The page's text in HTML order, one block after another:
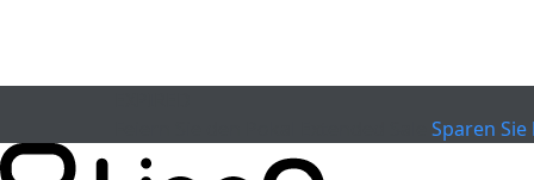
Sparen Sie